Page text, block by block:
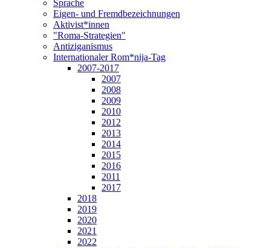
Sprache
Eigen- und Fremdbezeichnungen
Aktivist*innen
"Roma-Strategien"
Antiziganismus
Internationaler Rom*nija-Tag
2007-2017
2007
2008
2009
2010
2012
2013
2014
2015
2016
2011
2017
2018
2019
2020
2021
2022